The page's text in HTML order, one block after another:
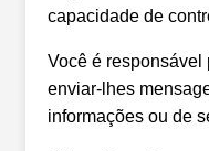
capacidade de
Você é responsável
enviar-lhes
informações ou de